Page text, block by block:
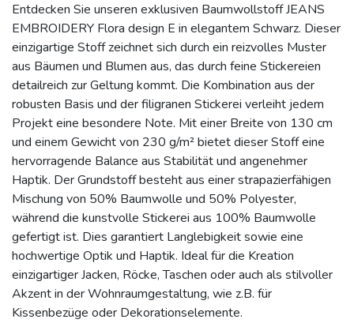
Entdecken Sie unseren exklusiven Baumwollstoff JEANS
EMBROIDERY Flora design E in elegantem Schwarz. Dieser
einzigartige Stoff zeichnet sich durch ein reizvolles Muster
aus Bäumen und Blumen aus, das durch feine Stickereien
detailreich zur Geltung kommt. Die Kombination aus der
robusten Basis und der filigranen Stickerei verleiht jedem
Projekt eine besondere Note. Mit einer Breite von 130 cm
und einem Gewicht von 230 g/m² bietet dieser Stoff eine
hervorragende Balance aus Stabilität und angenehmer
Haptik. Der Grundstoff besteht aus einer strapazierfähigen
Mischung von 50% Baumwolle und 50% Polyester,
während die kunstvolle Stickerei aus 100% Baumwolle
gefertigt ist. Dies garantiert Langlebigkeit sowie eine
hochwertige Optik und Haptik. Ideal für die Kreation
einzigartiger Jacken, Röcke, Taschen oder auch als stilvoller
Akzent in der Wohnraumgestaltung, wie z.B. für
Kissenbezüge oder Dekorationselemente.